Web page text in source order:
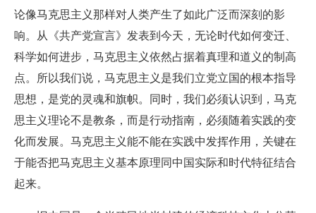
论像马克思主义那样对人类产生了如此广泛而深刻的影
响。从《共产党宣言》发表到今天，无论时代如何变迁、
科学如何进步，马克思主义依然占据着真理和道义的制高
点。所以我们说，马克思主义是我们立党立国的根本指导
思想，是党的灵魂和旗帜。同时，我们必须认识到，马克
思主义理论不是教条，而是行动指南，必须随着实践的变
化而发展。马克思主义能不能在实践中发挥作用，关键在
于能否把马克思主义基本原理同中国实际和时代特征结合
起来。